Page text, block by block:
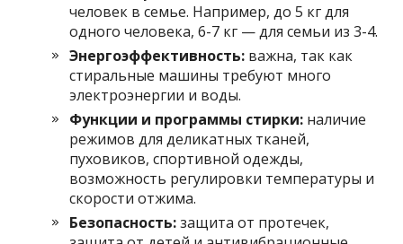
человек в семье. Например, до 5 кг для
одного человека, 6-7 кг — для семьи из 3-4.
Энергоэффективность: важна, так как
стиральные машины требуют много
электроэнергии и воды.
Функции и программы стирки: наличие
режимов для деликатных тканей,
пуховиков, спортивной одежды,
возможность регулировки температуры и
скорости отжима.
Безопасность:защита от протечек,